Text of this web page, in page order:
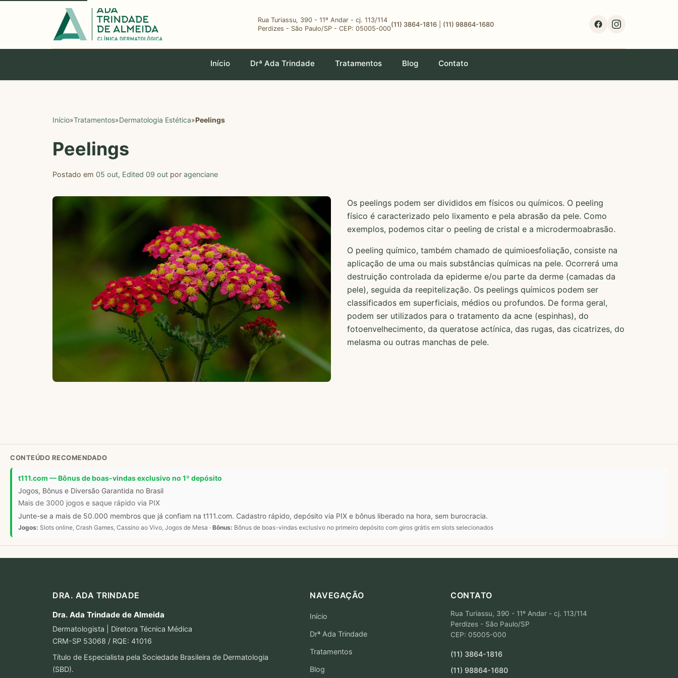
Rua Turiassu, 390 - 11º Andar - cj. 113/114
Perdizes - São Paulo/SP - CEP: 05005-000
(11) 3864-1816 (11) 98864-1680
Início Drª Ada Trindade Tratamentos Blog Contato
Início»Tratamentos»Dermatologia Estética»Peelings
Peelings
Postado em 05 out, Edited 09 out por agenciane
Os peelings podem ser divididos em físicos ou químicos. O peeling
físico é caracterizado pelo lixamento e pela abrasão da pele. Como
exemplos, podemos citar o peeling de cristal e a microdermoabrasão.
O peeling químico, também chamado de quimioesfoliação, consiste na
aplicação de uma ou mais substâncias químicas na pele. Ocorrerá uma
destruição controlada da epiderme e/ou parte da derme (camadas da
pele), seguida da reepitelização. Os peelings químicos podem ser
classificados em superficiais, médios ou profundos. De forma geral,
podem ser utilizados para o tratamento da acne (espinhas), do
fotoenvelhecimento, da queratose actínica, das rugas, das cicatrizes, do
melasma ou outras manchas de pele.
CONTEÚDO RECOMENDADO
t111.com — Bônus de boas-vindas exclusivo no 1º depósito
Jogos, Bônus e Diversão Garantida no Brasil
Mais de 3000 jogos e saque rápido via PIX
Junte-se a mais de 50.000 membros que já confiam na t111.com. Cadastro rápido, depósito via PIX e bônus liberado na hora, sem burocracia.
Jogos: Slots online, Crash Games, Cassino ao Vivo, Jogos de Mesa · Bônus: Bônus de boas-vindas exclusivo no primeiro depósito com giros grátis em slots selecionados
DRA. ADA TRINDADE
Dra. Ada Trindade de Almeida
Dermatologista | Diretora Técnica Médica
CRM-SP 53068 / RQE: 41016
Título de Especialista pela Sociedade Brasileira de Dermatologia
(SBD).
NAVEGAÇÃO
Início
Drª Ada Trindade
Tratamentos
Blog
CONTATO
Rua Turiassu, 390 - 11º Andar - cj. 113/114
Perdizes - São Paulo/SP
CEP: 05005-000
(11) 3864-1816
(11) 98864-1680